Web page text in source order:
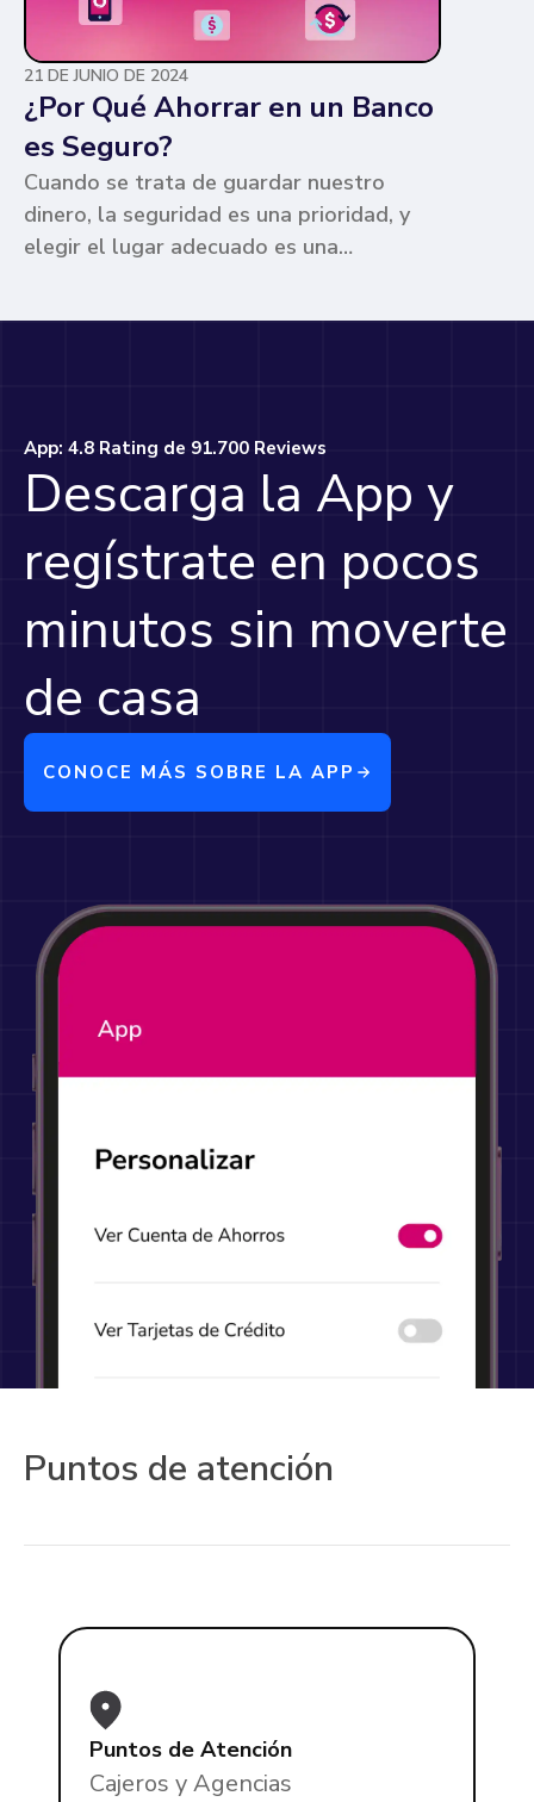
21 DE JUNIO DE 2024
¿Por Qué Ahorrar en un Banco
es Seguro?
Cuando se trata de guardar nuestro
dinero, la seguridad es una prioridad, y
elegir el lugar adecuado es una
App: 4.8 Rating de 91.700 Reviews
Descarga la App y
regístrate en pocos
minutos sin moverte
de casa
CONOCE MÁS SOBRE LA APP
Puntos de atención
Puntos de Atención
Cajeros y Agencias